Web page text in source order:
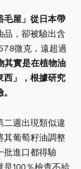
毛屋」從日本帶
品，卻被驗出含
微克，遠超過
其實是在植物油
西」，根據研究
二週出現類似違
其葡萄籽油調整
批進口都得驗
100％檢查不給